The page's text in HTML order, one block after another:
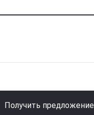
Получить предложение